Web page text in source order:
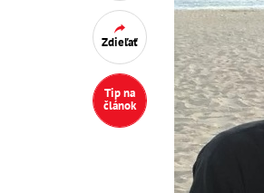
Zdieľať
Tip na
článok